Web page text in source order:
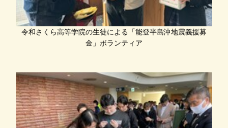
令和さくら高等学院の生徒による「能登半島沖地震義援募
金」ボランティア